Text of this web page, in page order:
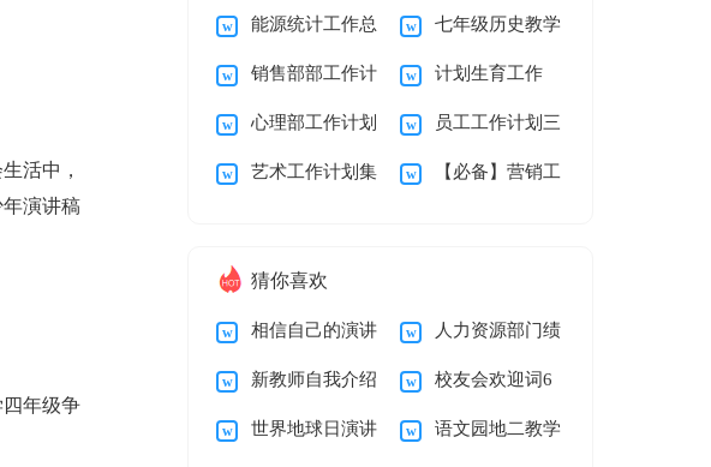
活中，
演讲稿
年级争
总结15篇 篇
能源统计工作总
结
七年级历史教学
工作计划15篇
销售部部工作计
划
计划生育工作
心理部工作计划 员工工作计划三
篇
艺术工作计划集 【必备】营销工
猜你喜欢
相信自己的演讲
稿
人力资源部门绩
效考核工作总结
新教师自我介绍
15篇
校友会欢迎词6
篇
世界地球日演讲 语文园地二教学